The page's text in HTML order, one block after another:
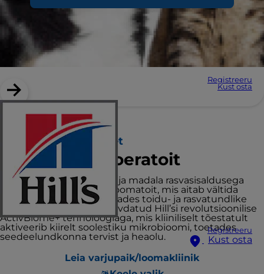
Registreeru
Kust osta
Registreeru
Kust osta
Hill’s Prescription Diet
z/d Low Fat koeratoit
Hüdrolüüsitud sojavalgu ja madala rasvasisaldusega
kliiniliselt väljatöötatud loomatoit, mis aitab vältida
toidu kõrvaltoimeid, toetades toidu- ja rasvatundlike
koerte naha tervist. Tugevdatud Hill’si revolutsioonilise
ActivBiome+ tehnoloogiaga, mis kliiniliselt tõestatult
aktiveerib kiirelt soolestiku mikrobioomi, toetades
seedeelundkonna tervist ja heaolu.
Leia varjupaik/loomakliinik